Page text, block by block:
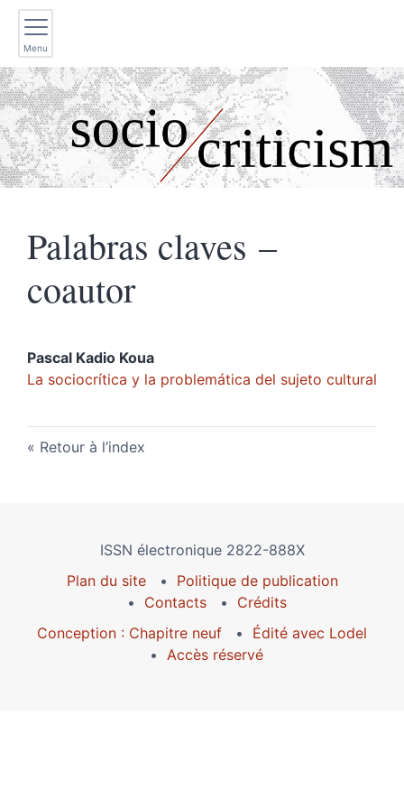
Menu
Palabras claves –
coautor
Pascal Kadio Koua
La sociocrítica y la problemática del sujeto cultural
Retour à l’index
ISSN électronique 2822-888X
Plan du site
Politique de publication
Contacts
Crédits
Conception : Chapitre neuf
Édité avec Lodel
Accès réservé